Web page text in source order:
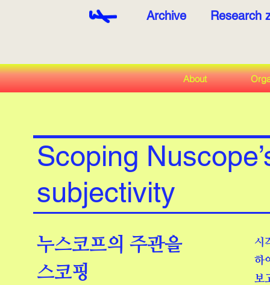
Archive Research
About
Scoping
subjectivity
누스코프의 주관을
스코핑
시
하
보